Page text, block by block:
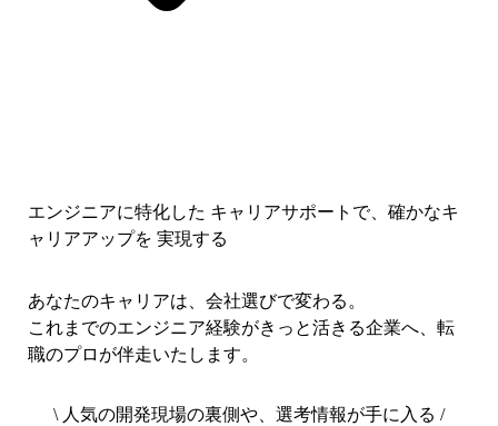
エンジニアに特化した キャリアサポートで、 確かなキ
ャリアアップを 実現する
あなたのキャリアは、会社選びで変わる。
これまでのエンジニア経験がきっと活きる企業へ、転
職のプロが伴走いたします。
\ 人気の開発現場の裏側や、選考情報が手に入る /